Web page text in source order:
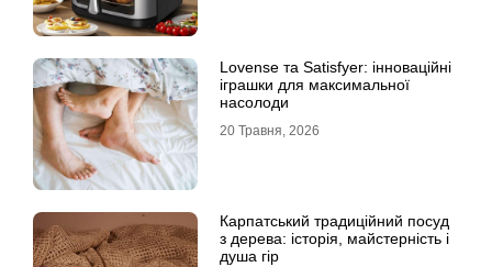
Lovense та Satisfyer: інноваційні
іграшки для максимальної
насолоди
20 Травня, 2026
Карпатський традиційний посуд
з дерева: історія, майстерність і
душа гір